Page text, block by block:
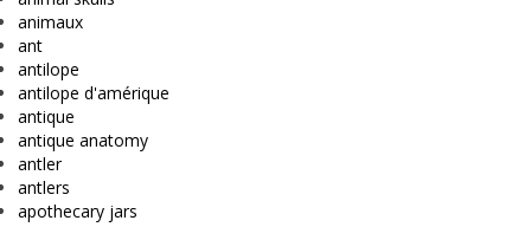
animaux
ant
antilope
antilope d'amérique
antique
antique anatomy
antler
antlers
apothecary jars